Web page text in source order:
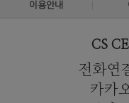
이용안내
CS
전화연
카카